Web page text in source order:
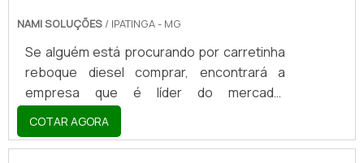
NAMI SOLUÇÕES / IPATINGA - MG
Se alguém está procurando por carretinha
reboque diesel comprar, encontrará a
empresa que é líder do mercado.
Elaborando uma cotação na vitrine que se
chama Soluções Industriais e descobrindo
a melhor referência em qualidade do
COTAR AGORA